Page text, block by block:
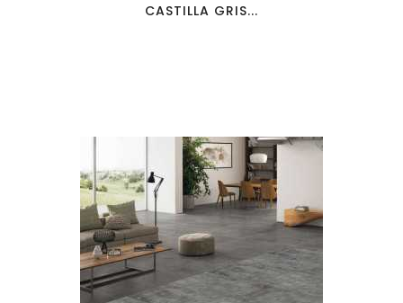
CASTILLA GRIS...